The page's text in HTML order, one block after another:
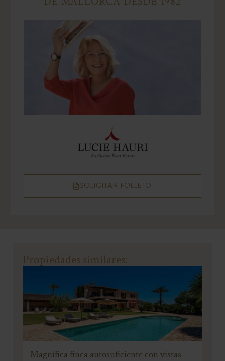
SOLICITAR FOLLETO
Propiedades similares:
Magnífica finca autosuficiente con vistas